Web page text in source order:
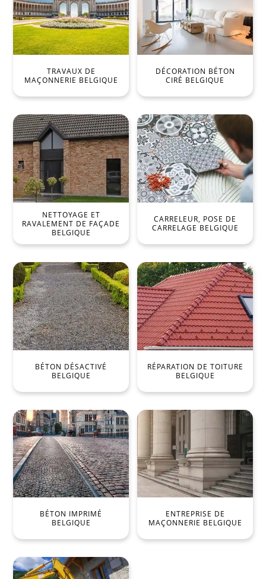
TRAVAUX DE
MAÇONNERIE BELGIQUE
DÉCORATION BÉTON
CIRÉ BELGIQUE
NETTOYAGE ET
RAVALEMENT DE FAÇADE
BELGIQUE
CARRELEUR, POSE DE
CARRELAGE BELGIQUE
BÉTON DÉSACTIVÉ
BELGIQUE
RÉPARATION DE TOITURE
BELGIQUE
BÉTON IMPRIMÉ
BELGIQUE
ENTREPRISE DE
MAÇONNERIE BELGIQUE